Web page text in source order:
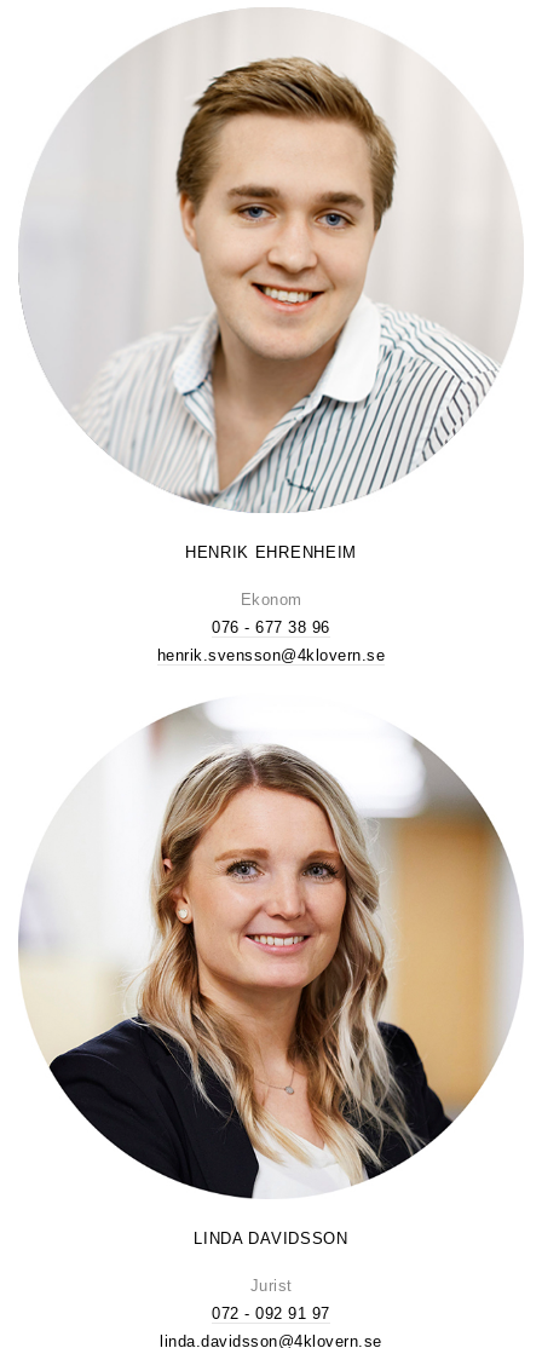
HENRIK EHRENHEIM
Ekonom
076 - 677 38 96
henrik.svensson@4klovern.se
LINDA DAVIDSSON
Jurist
072 - 092 91 97
linda.davidsson@4klovern.se